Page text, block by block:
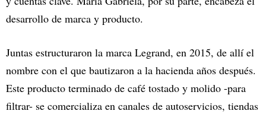
desarrollo de marca y producto.
Juntas estructuraron la marca Legrand, en 2015, de allí el
nombre con el que bautizaron a la hacienda años después.
Este producto terminado de café tostado y molido -para
filtrar- se comercializa en canales de autoservicios, tiendas